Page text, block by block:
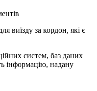
виїзду за кордон, які є
систем, баз даних
інформацію, надану